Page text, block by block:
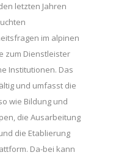
letzten Jahren
im alpinen
zum Dienstleister
Institutionen. Das
und umfasst die
wie Bildung und
die Ausarbeitung
die Etablierung
Da-bei kann